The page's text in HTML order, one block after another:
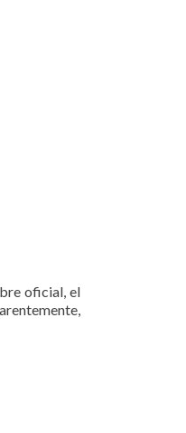
oficial, el